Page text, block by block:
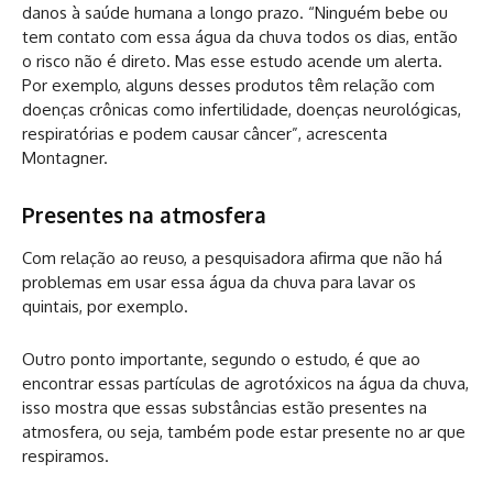
danos à saúde humana a longo prazo. “Ninguém bebe ou
tem contato com essa água da chuva todos os dias, então
o risco não é direto. Mas esse estudo acende um alerta.
Por exemplo, alguns desses produtos têm relação com
doenças crônicas como infertilidade, doenças neurológicas,
respiratórias e podem causar câncer”, acrescenta
Montagner.
Presentes na atmosfera
Com relação ao reuso, a pesquisadora afirma que não há
problemas em usar essa água da chuva para lavar os
quintais, por exemplo.
Outro ponto importante, segundo o estudo, é que ao
encontrar essas partículas de agrotóxicos na água da chuva,
isso mostra que essas substâncias estão presentes na
atmosfera, ou seja, também pode estar presente no ar que
respiramos.